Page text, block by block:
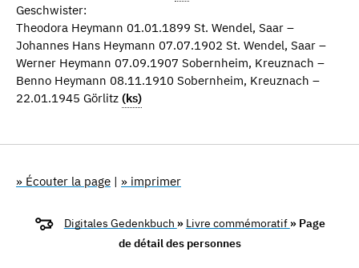
Geschwister:
Theodora Heymann 01.01.1899 St. Wendel, Saar –
Johannes Hans Heymann 07.07.1902 St. Wendel, Saar –
Werner Heymann 07.09.1907 Sobernheim, Kreuznach –
Benno Heymann 08.11.1910 Sobernheim, Kreuznach –
22.01.1945 Görlitz (ks)
» Écouter la page | » imprimer
Digitales Gedenkbuch » Livre commémoratif » Page
de détail des personnes